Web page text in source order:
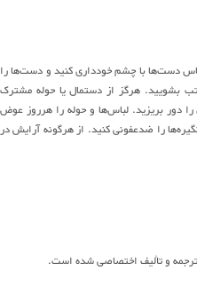
دست‌ها با چشم خودداری کنید و دست‌ها را
بشویید. هرگز از دستمال یا حوله مشترک
دور بریزید. لباس‌ها و حوله را هرروز عوض
را ضدعفونی کنید. از هرگونه آرایش در
ترجمه و تألیف اختصاصی شده است.